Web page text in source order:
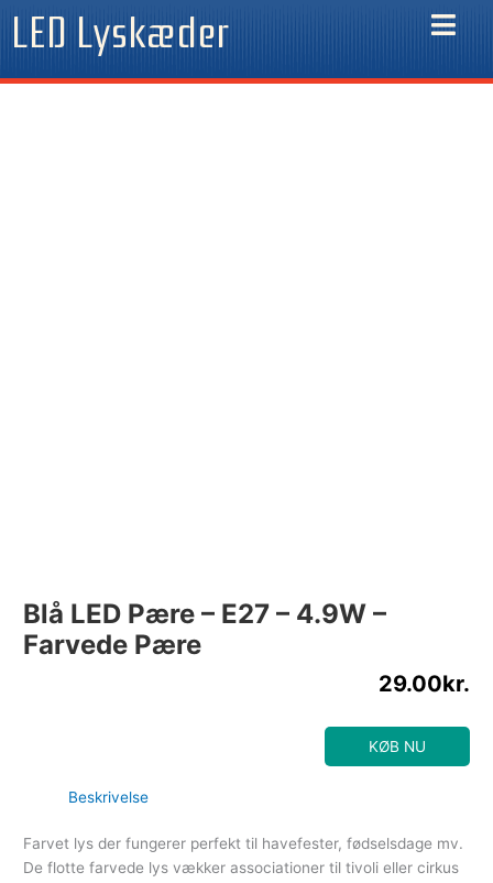
LED Lyskæder
Blå LED Pære – E27 – 4.9W –
Farvede Pære
29.00kr.
KØB NU
Beskrivelse
Farvet lys der fungerer perfekt til havefester, fødselsdage mv.
De flotte farvede lys vækker associationer til tivoli eller cirkus